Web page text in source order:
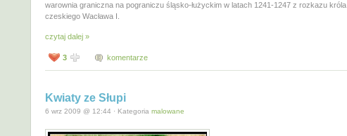
warownia graniczna na pograniczu śląsko-łużyckim w latach 1241-1247 z rozkazu króla
czeskiego Wacława I.
czytaj dalej »
3 komentarze
Kwiaty ze Słupi
6 wrz 2009 @ 12:44 · Kategoria malowane